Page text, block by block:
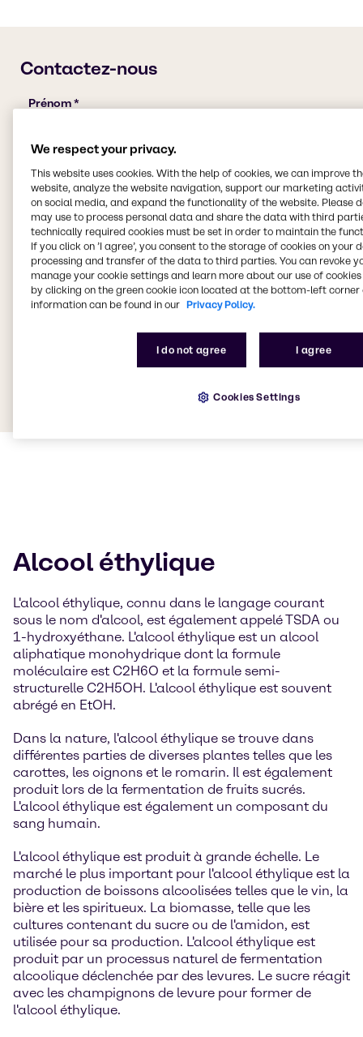
Alcool éthylique
L'alcool éthylique, connu dans le langage courant
sous le nom d'alcool, est également appelé TSDA ou
1-hydroxyéthane. L'alcool éthylique est un alcool
aliphatique monohydrique dont la formule
moléculaire est C2H6O et la formule semi-
structurelle C2H5OH. L'alcool éthylique est souvent
abrégé en EtOH.
Dans la nature, l'alcool éthylique se trouve dans
différentes parties de diverses plantes telles que les
carottes, les oignons et le romarin. Il est également
produit lors de la fermentation de fruits sucrés.
L'alcool éthylique est également un composant du
sang humain.
L'alcool éthylique est produit à grande échelle. Le
marché le plus important pour l'alcool éthylique est la
production de boissons alcoolisées telles que le vin, la
bière et les spiritueux. La biomasse, telle que les
cultures contenant du sucre ou de l'amidon, est
utilisée pour sa production. L'alcool éthylique est
produit par un processus naturel de fermentation
alcoolique déclenchée par des levures. Le sucre réagit
avec les champignons de levure pour former de
l'alcool éthylique.
We respect your privacy.
This website uses cookies. With the help of cookies, we can improve
website, analyze the website navigation, support our marketing
on social media, and expand the functionality of the website. Please
may use to process personal data and share the data with third
technically required cookies must be set in order to maintain the
If you click on ’I agree’, you consent to the storage of cookies on your
processing and transfer of the data to third parties. You can revoke
manage your cookie settings and learn more about our use of cookies
by clicking on the green cookie icon located at the bottom-left corner
information can be found in our Privacy Policy.
I do not agree I agree
Cookies Settings